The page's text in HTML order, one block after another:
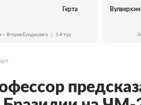
Герта
— Вторая Бундеслига 1-й тур